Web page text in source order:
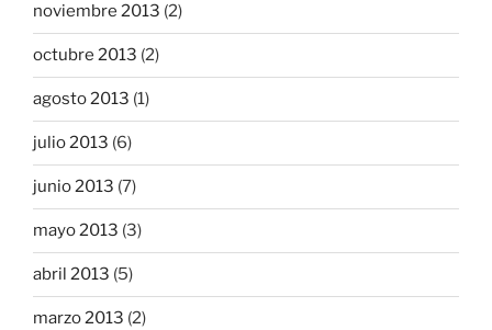
noviembre 2013 (2)
octubre 2013 (2)
agosto 2013 (1)
julio 2013 (6)
junio 2013 (7)
mayo 2013 (3)
abril 2013 (5)
marzo 2013 (2)